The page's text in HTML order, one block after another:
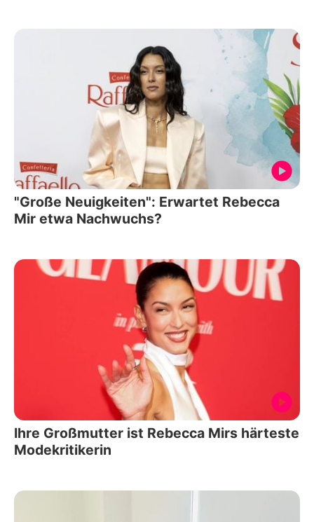
"Große Neuigkeiten": Erwartet Rebecca
Mir etwa Nachwuchs?
Ihre Großmutter ist Rebecca Mirs härteste
Modekritikerin